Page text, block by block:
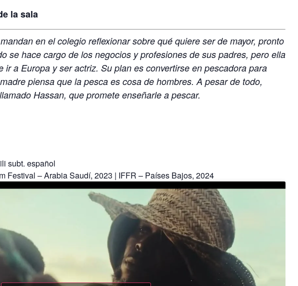
la sala
en el colegio reflexionar sobre qué quiere ser de mayor, pronto
se hace cargo de los negocios y profesiones de sus padres, pero ella
ir a Europa y ser actriz. Su plan es convertirse en pescadora para
piensa que la pesca es cosa de hombres. A pesar de todo,
Hassan, que promete enseñarle a pescar.
subt. español
Festival – Arabia Saudí, 2023 | IFFR – Países Bajos, 2024